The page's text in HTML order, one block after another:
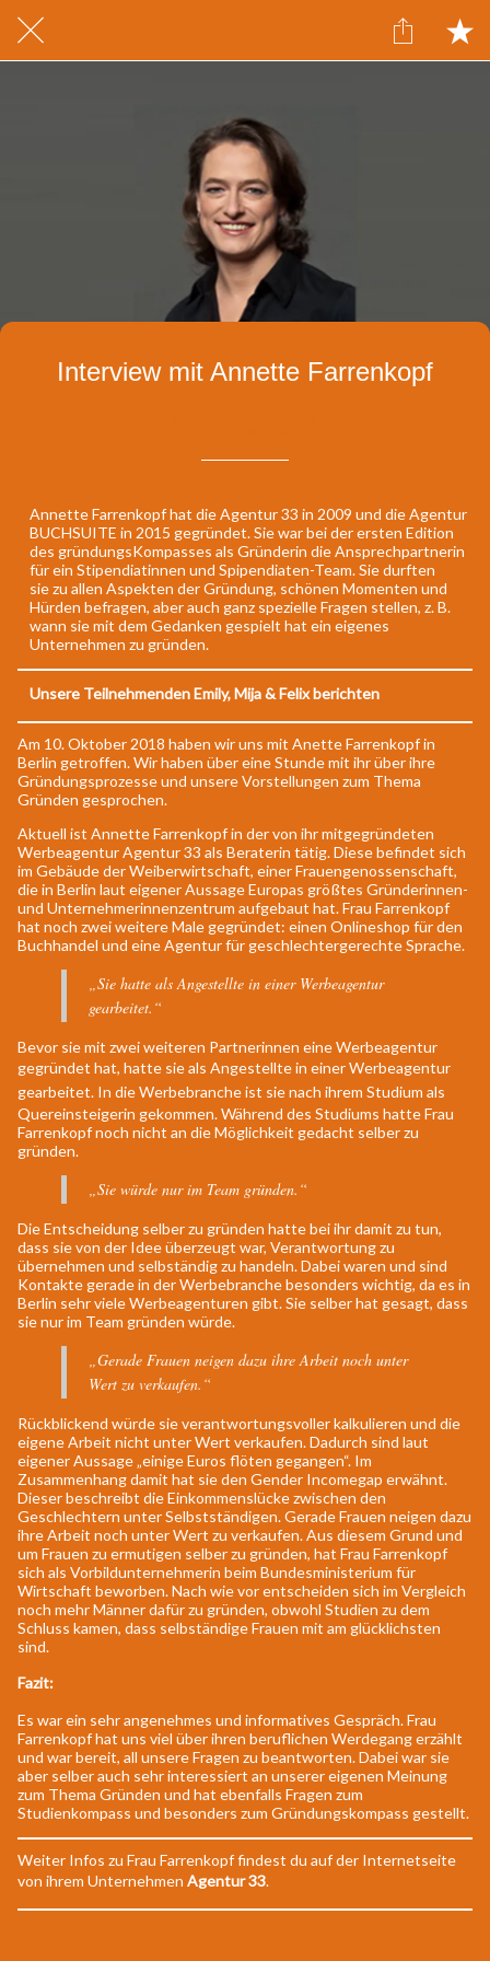
Interview mit Annette Farrenkopf
Annette Farrenkopf hat die Agentur 33 in 2009 und die Agentur
BUCHSUITE in 2015 gegründet. Sie war bei der ersten Edition
des gründungsKompasses als Gründerin die Ansprechpartnerin
für ein Stipendiatinnen und Spipendiaten-Team. Sie durften
sie zu allen Aspekten der Gründung, schönen Momenten und
Hürden befragen, aber auch ganz spezielle Fragen stellen, z. B.
wann sie mit dem Gedanken gespielt hat ein eigenes
Unternehmen zu gründen.
Unsere Teilnehmenden Emily, Mija & Felix berichten
Am 10. Oktober 2018 haben wir uns mit Anette Farrenkopf in
Berlin getroffen. Wir haben über eine Stunde mit ihr über ihre
Gründungsprozesse und unsere Vorstellungen zum Thema
Gründen gesprochen.
Aktuell ist Annette Farrenkopf in der von ihr mitgegründeten
Werbeagentur Agentur 33 als Beraterin tätig. Diese befindet sich
im Gebäude der Weiberwirtschaft, einer Frauengenossenschaft,
die in Berlin laut eigener Aussage Europas größtes Gründerinnen-
und Unternehmerinnenzentrum aufgebaut hat. Frau Farrenkopf
hat noch zwei weitere Male gegründet: einen Onlineshop für den
Buchhandel und eine Agentur für geschlechtergerechte Sprache.
„Sie hatte als Angestellte in einer Werbeagentur
gearbeitet.“
Bevor sie mit zwei weiteren Partnerinnen eine Werbeagentur
gegründet hat, hatte sie als Angestellte in einer Werbeagentur
gearbeitet. In die Werbebranche ist sie nach ihrem Studium als
Quereinsteigerin gekommen. Während des Studiums hatte Frau
Farrenkopf noch nicht an die Möglichkeit gedacht selber zu
gründen.
„Sie würde nur im Team gründen.“
Die Entscheidung selber zu gründen hatte bei ihr damit zu tun,
dass sie von der Idee überzeugt war, Verantwortung zu
übernehmen und selbständig zu handeln. Dabei waren und sind
Kontakte gerade in der Werbebranche besonders wichtig, da es in
Berlin sehr viele Werbeagenturen gibt. Sie selber hat gesagt, dass
sie nur im Team gründen würde.
„Gerade Frauen neigen dazu ihre Arbeit noch unter
Wert zu verkaufen.“
Rückblickend würde sie verantwortungsvoller kalkulieren und die
eigene Arbeit nicht unter Wert verkaufen. Dadurch sind laut
eigener Aussage „einige Euros flöten gegangen“. Im
Zusammenhang damit hat sie den Gender Incomegap erwähnt.
Dieser beschreibt die Einkommenslücke zwischen den
Geschlechtern unter Selbstständigen. Gerade Frauen neigen dazu
ihre Arbeit noch unter Wert zu verkaufen. Aus diesem Grund und
um Frauen zu ermutigen selber zu gründen, hat Frau Farrenkopf
sich als Vorbildunternehmerin beim Bundesministerium für
Wirtschaft beworben. Nach wie vor entscheiden sich im Vergleich
noch mehr Männer dafür zu gründen, obwohl Studien zu dem
Schluss kamen, dass selbständige Frauen mit am glücklichsten
sind.
Fazit:
Es war ein sehr angenehmes und informatives Gespräch. Frau
Farrenkopf hat uns viel über ihren beruflichen Werdegang erzählt
und war bereit, all unsere Fragen zu beantworten. Dabei war sie
aber selber auch sehr interessiert an unserer eigenen Meinung
zum Thema Gründen und hat ebenfalls Fragen zum
Studienkompass und besonders zum Gründungskompass gestellt.
Weiter Infos zu Frau Farrenkopf findest du auf der Internetseite
von ihrem Unternehmen Agentur 33.